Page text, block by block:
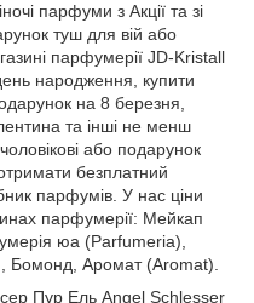
парфуми з Акції та зі
туш для вій або
парфумерії JD-Kristall
народження, купити
на 8 березня,
та інші не менш
або подарунок
безплатний
парфумів. У нас ціни
парфумерії: Мейкап
юа (Parfumeria),
Бомонд, Аромат (Aromat).
Пур Ель Angel Schlesser